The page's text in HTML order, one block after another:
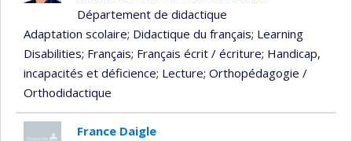
Département de didactique
Adaptation scolaire; Didactique du français; Learning
Disabilities; Français; Français écrit / écriture; Handicap,
incapacités et déficience; Lecture; Orthopédagogie /
Orthodidactique
France Daigle